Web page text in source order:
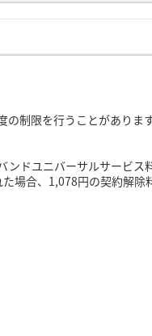
制限を行うことがあります
ドユニバーサルサービス
場合、1,078円の契約解